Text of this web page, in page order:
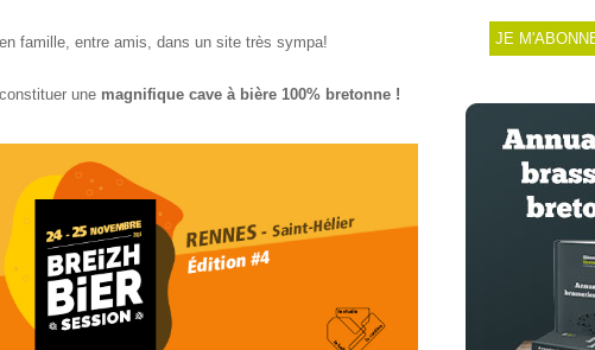
en famille, entre amis, dans un site très sympa!
une magnifique cave à bière 100% bretonne !